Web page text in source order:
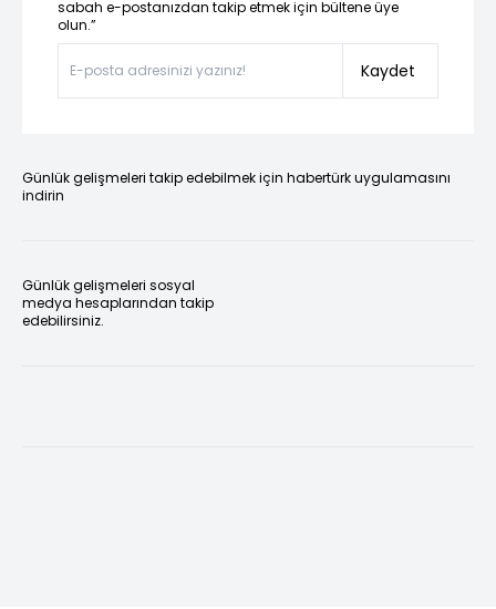
sabah e-postanızdan takip etmek için bültene üye
olun.”
Kaydet
Günlük gelişmeleri takip edebilmek için habertürk uygulamasını
indirin
Günlük gelişmeleri sosyal
medya hesaplarından takip
edebilirsiniz.